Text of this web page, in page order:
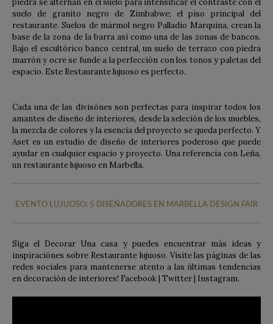
piedra se alternan en el suelo para intensificar el contraste con el
suelo de granito negro de Zimbabwe; el piso principal del
restaurante. Suelos de mármol negro Palladio Marquina, crean la
base de la zona de la barra así como una de las zonas de bancos.
Bajo el escultórico banco central, un suelo de terrazo con piedra
marrón y ocre se funde a la perfección con los tonos y paletas del
espacio. Este Restaurante lujuoso es perfecto.
Cada una de las divisónes son perfectas para inspirar todos los
amantes de diseño de interiores, desde la seleción de los muebles,
la mezcla de colores y la esencia del proyecto se queda perfecto. Y
Aset es un estudio de diseño de interiores poderoso que puede
ayudar en cualquier espacio y proyecto. Una referencia con Leña,
un restaurante lujuoso en Marbella.
EVENTO LUJUOSO: 5 DISEÑADORES EN MARBELLA DESIGN FAIR
Siga el Decorar Una casa y puedes encuentrar más ideas y
inspiraciónes sobre Restaurante lujuoso. Visite las páginas de las
redes sociales para mantenerse atento a las últimas tendencias
en decoración de interiores! Facebook | Twitter | Instagram.